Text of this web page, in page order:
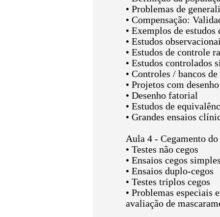
• Problemas de
• Compensação:
• Exemplos de
• Estudos
• Estudos de controle
• Estudos controlados
• Controles / bancos
• Projetos com
• Desenho fatorial
• Estudos de
• Grandes ensaios
Aula 4 - Cegamento
• Testes não cegos
• Ensaios cegos
• Ensaios duplo-cegos
• Testes triplos cegos
• Problemas especiais
avaliação de